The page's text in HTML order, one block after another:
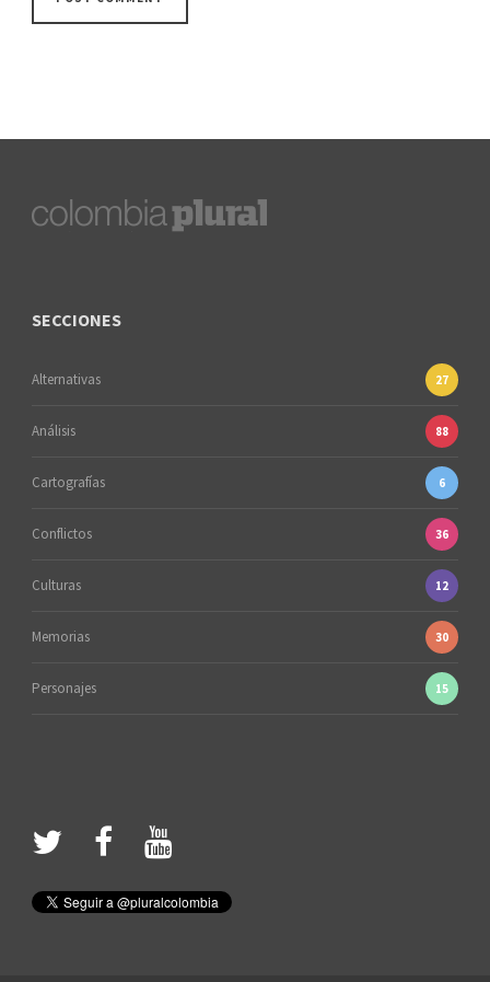
SECCIONES
Alternativas 27
Análisis 88
Cartografías 6
Conflictos 36
Culturas 12
Memorias 30
Personajes 15